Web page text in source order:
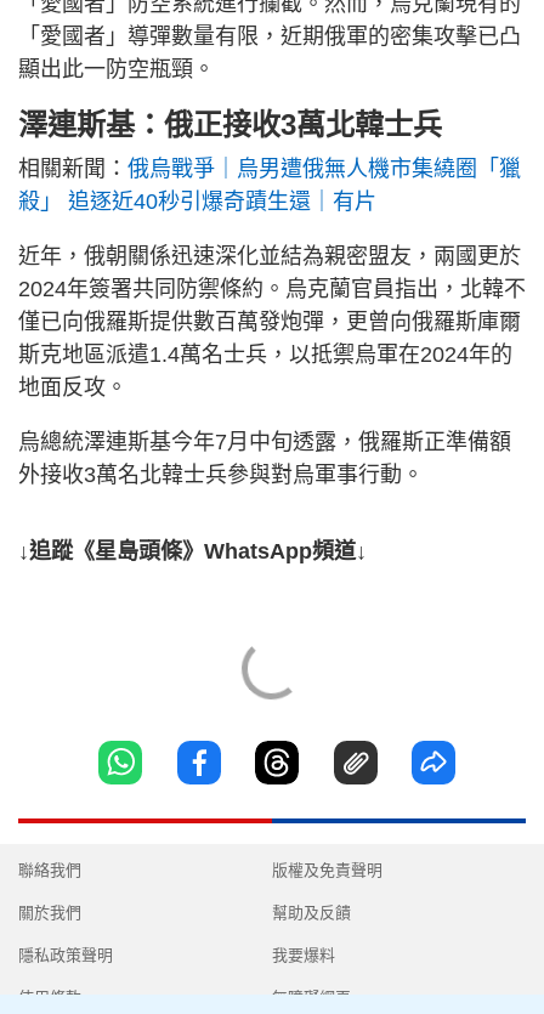
「愛國者」導彈數量有限，近期俄軍的密集攻擊已凸
顯出此一防空瓶頸。
澤連斯基：俄正接收3萬北韓士兵
相關新聞： 俄烏戰爭｜烏男遭俄無人機市集繞圈「獵
殺」 追逐近40秒引爆奇蹟生還｜有片
近年，俄朝關係迅速深化並結為親密盟友，兩國更於
2024年簽署共同防禦條約。烏克蘭官員指出，北韓不
僅已向俄羅斯提供數百萬發炮彈，更曾向俄羅斯庫爾
斯克地區派遣1.4萬名士兵，以抵禦烏軍在2024年的
地面反攻。
烏總統澤連斯基今年7月中旬透露，俄羅斯正準備額
外接收3萬名北韓士兵參與對烏軍事行動。
↓追蹤《星島頭條》WhatsApp頻道↓
聯絡我們
關於我們
隱私政策聲明
使用條款
版權及免責聲明
幫助及反饋
我要爆料
無障礙網頁